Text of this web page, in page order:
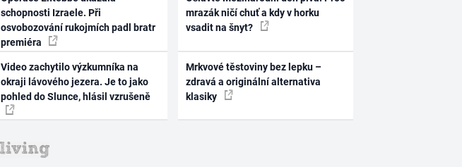
schopnosti Izraele. Při
osvobozování rukojmích padl bratr
premiéra
Video zachytilo výzkumníka na
okraji lávového jezera. Je to jako
pohled do Slunce, hlásil vzrušeně
mrazák ničí chuť a kdy v horku
vsadit na šnyt?
Mrkvové těstoviny bez lepku –
zdravá a originální alternativa
klasiky